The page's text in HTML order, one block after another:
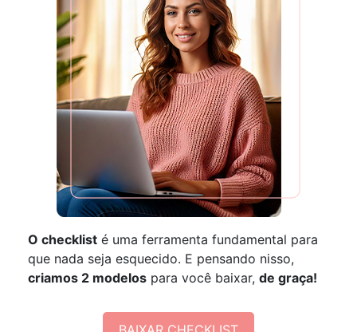
O checklist é uma ferramenta fundamental para
que nada seja esquecido. E pensando nisso,
criamos 2 modelos para você baixar, de graça!